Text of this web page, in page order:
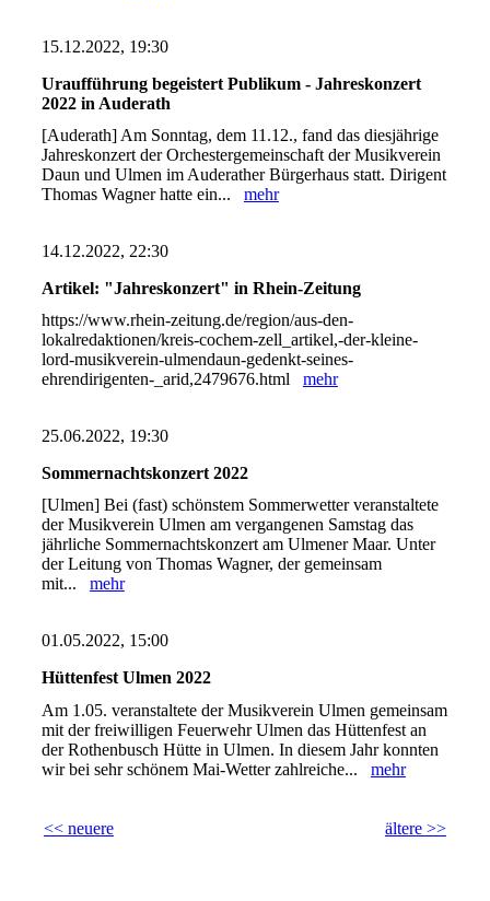
15.12.2022, 19:30
Uraufführung begeistert Publikum - Jahreskonzert
2022 in Auderath
[Auderath] Am Sonntag, dem 11.12., fand das diesjährige
Jahreskonzert der Orchestergemeinschaft der Musikverein
Daun und Ulmen im Auderather Bürgerhaus statt. Dirigent
Thomas Wagner hatte ein... mehr
14.12.2022, 22:30
Artikel: "Jahreskonzert" in Rhein-Zeitung
https://www.rhein-zeitung.de/region/aus-den-
lokalredaktionen/kreis-cochem-zell_artikel,-der-kleine-
lord-musikverein-ulmendaun-gedenkt-seines-
ehrendirigenten-_arid,2479676.html mehr
25.06.2022, 19:30
Sommernachtskonzert 2022
[Ulmen] Bei (fast) schönstem Sommerwetter veranstaltete
der Musikverein Ulmen am vergangenen Samstag das
jährliche Sommernachtskonzert am Ulmener Maar. Unter
der Leitung von Thomas Wagner, der gemeinsam
mit... mehr
01.05.2022, 15:00
Hüttenfest Ulmen 2022
Am 1.05. veranstaltete der Musikverein Ulmen gemeinsam
mit der freiwilligen Feuerwehr Ulmen das Hüttenfest an
der Rothenbusch Hütte in Ulmen. In diesem Jahr konnten
wir bei sehr schönem Mai-Wetter zahlreiche... mehr
<< neuere ältere >>